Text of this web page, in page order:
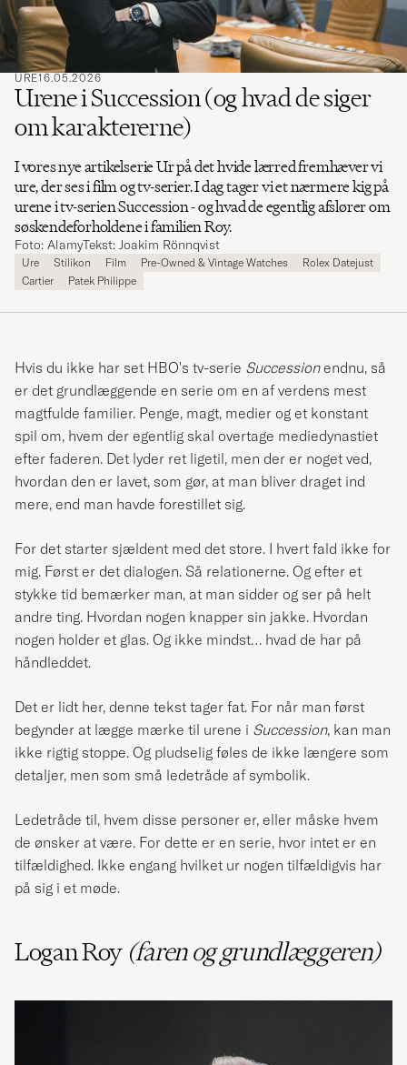
URE16.05.2026
Urene i Succession (og hvad de siger
om karaktererne)
I vores nye artikelserie Ur på det hvide lærred fremhæver vi
ure, der ses i film og tv-serier. I dag tager vi et nærmere kig på
urene i tv-serien Succession - og hvad de egentlig afslører om
søskendeforholdene i familien Roy.
Foto: AlamyTekst: Joakim Rönnqvist
Ure Stilikon Film Pre-Owned & Vintage Watches
Rolex Datejust
Cartier
Patek Philippe
Hvis du ikke har set HBO's tv-serie Successionendnu, så
er det grundlæggende en serie om en af verdens mest
magtfulde familier. Penge, magt, medier og et konstant
spil om, hvem der egentlig skal overtage mediedynastiet
efter faderen. Det lyder ret ligetil, men der er noget ved,
hvordan den er lavet, som gør, at man bliver draget ind
mere, end man havde forestillet sig.
For det starter sjældent med det store. I hvert fald ikke for
mig. Først er det dialogen. Så relationerne. Og efter et
stykke tid bemærker man, at man sidder og ser på helt
andre ting. Hvordan nogen knapper sin jakke. Hvordan
nogen holder et glas. Og ikke mindst… hvad de har på
håndleddet.
Det er lidt her, denne tekst tager fat. For når man først
begynder at lægge mærke til urene i Succession, kan man
ikke rigtig stoppe. Og pludselig føles de ikke længere som
detaljer, men som små ledetråde af symbolik.
Ledetråde til, hvem disse personer er, eller måske hvem
de ønsker at være. For dette er en serie, hvor intet er en
tilfældighed. Ikke engang hvilket ur nogen tilfældigvis har
på sig i et møde.
Logan Roy (faren og grundlæggeren)